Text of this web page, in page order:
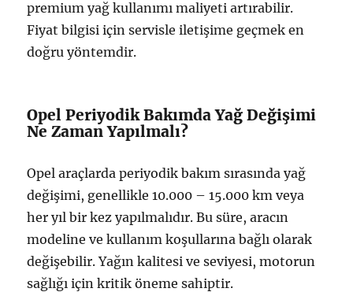
premium yağ kullanımı maliyeti artırabilir.
Fiyat bilgisi için servisle iletişime geçmek en
doğru yöntemdir.
Opel Periyodik Bakımda Yağ Değişimi
Ne Zaman Yapılmalı?
Opel araçlarda periyodik bakım sırasında yağ
değişimi, genellikle 10.000 – 15.000 km veya
her yıl bir kez yapılmalıdır. Bu süre, aracın
modeline ve kullanım koşullarına bağlı olarak
değişebilir. Yağın kalitesi ve seviyesi, motorun
sağlığı için kritik öneme sahiptir.